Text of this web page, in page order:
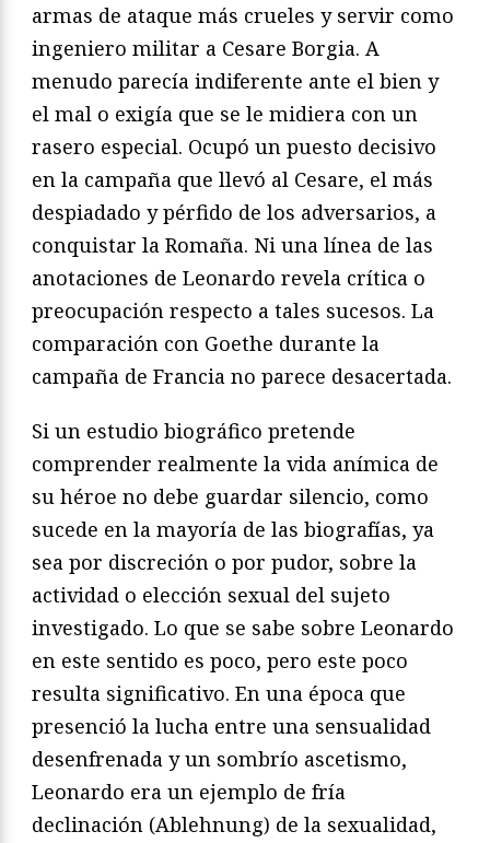
armas de ataque más crueles y servir como
ingeniero militar a Cesare Borgia. A
menudo parecía indiferente ante el bien y
el mal o exigía que se le midiera con un
rasero especial. Ocupó un puesto decisivo
en la campaña que llevó al Cesare, el más
despiadado y pérfido de los adversarios, a
conquistar la Romaña. Ni una línea de las
anotaciones de Leonardo revela crítica o
preocupación respecto a tales sucesos. La
comparación con Goethe durante la
campaña de Francia no parece desacertada.
Si un estudio biográfico pretende
comprender realmente la vida anímica de
su héroe no debe guardar silencio, como
sucede en la mayoría de las biografías, ya
sea por discreción o por pudor, sobre la
actividad o elección sexual del sujeto
investigado. Lo que se sabe sobre Leonardo
en este sentido es poco, pero este poco
resulta significativo. En una época que
presenció la lucha entre una sensualidad
desenfrenada y un sombrío ascetismo,
Leonardo era un ejemplo de fría
declinación (Ablehnung) de la sexualidad,